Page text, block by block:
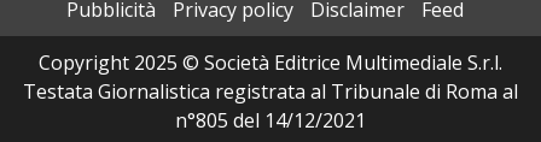
Pubblicità
Privacy policy Disclaimer
Feed
Copyright 2025 © Società Editrice Multimediale S.r.l.
Testata Giornalistica registrata al Tribunale di Roma al
n°805 del 14/12/2021